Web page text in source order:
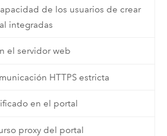
de los usuarios de crear
integradas
el servidor web
HTTPS estricta
en el portal
proxy del portal